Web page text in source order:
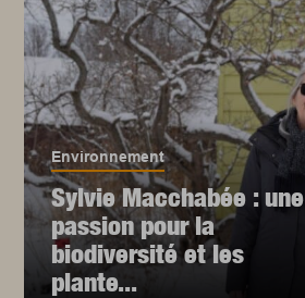
Environnement
Sylvie Macchabée : une
passion pour la
biodiversité et les
plante...